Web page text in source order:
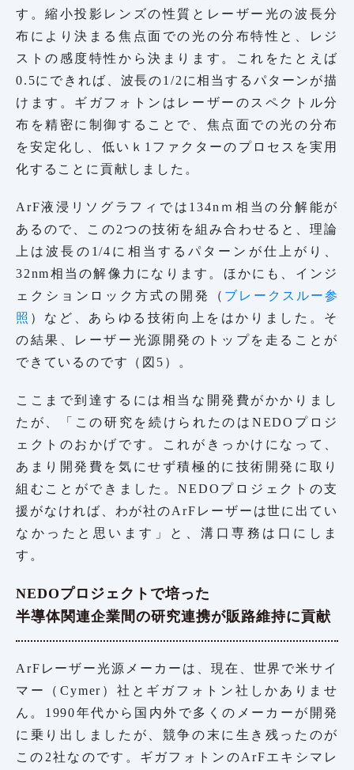
す。縮小投影レンズの性質とレーザー光の波長分
布により決まる焦点面での光の分布特性と、レジ
ストの感度特性から決まります。これをたとえば
0.5にできれば、波長の1/2に相当するパターンが描
けます。ギガフォトンはレーザーのスペクトル分
布を精密に制御することで、焦点面での光の分布
を安定化し、低いｋ1ファクターのプロセスを実用
化することに貢献しました。
ArF液浸リソグラフィでは134nｍ相当の分解能が
あるので、この2つの技術を組み合わせると、理論
上は波長の1/4に相当するパターンが仕上がり、
32nm相当の解像力になります。ほかにも、インジ
ェクションロック方式の開発（ ブレークスルー参
照 ）など、あらゆる技術向上をはかりました。そ
の結果、レーザー光源開発のトップを走ることが
できているのです（図5）。
ここまで到達するには相当な開発費がかかりまし
たが、「この研究を続けられたのはNEDOプロジ
ェクトのおかげです。これがきっかけになって、
あまり開発費を気にせず積極的に技術開発に取り
組むことができました。NEDOプロジェクトの支
援がなければ、わが社のArFレーザーは世に出てい
なかったと思います」と、溝口専務は口にしま
す。
NEDOプロジェクトで培った
半導体関連企業間の研究連携が販路維持に貢献
ArFレーザー光源メーカーは、現在、世界で米サイ
マー（Cymer）社とギガフォトン社しかありませ
ん。1990年代から国内外で多くのメーカーが開発
に乗り出しましたが、競争の末に生き残ったのが
この2社なのです。ギガフォトンのArFエキシマレ